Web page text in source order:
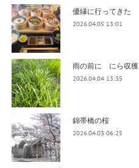
優縁に行ってきた
2026.04.05 13:01
雨の前に にら収獲
2026.04.04 13:35
錦帯橋の桜
2026.04.03 06:25